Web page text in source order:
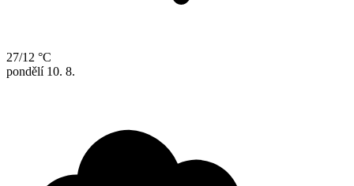
27/12 °C
pondělí 10. 8.